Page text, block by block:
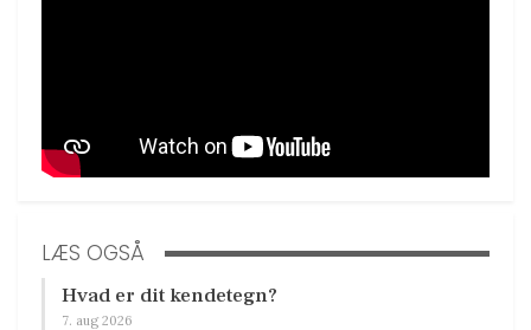
LÆS OGSÅ
Hvad er dit kendetegn?
7. aug 2026